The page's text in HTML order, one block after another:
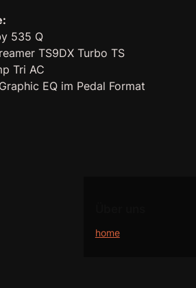
535 Q
TS9DX Turbo TS
Tri AC
EQ im Pedal Format
home